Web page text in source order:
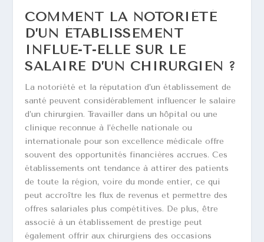
COMMENT LA NOTORIÉTÉ
D’UN ÉTABLISSEMENT
INFLUE-T-ELLE SUR LE
SALAIRE D’UN CHIRURGIEN ?
La notoriété et la réputation d’un établissement de
santé peuvent considérablement influencer le salaire
d’un chirurgien. Travailler dans un hôpital ou une
clinique reconnue à l’échelle nationale ou
internationale pour son excellence médicale offre
souvent des opportunités financières accrues. Ces
établissements ont tendance à attirer des patients
de toute la région, voire du monde entier, ce qui
peut accroître les flux de revenus et permettre des
offres salariales plus compétitives. De plus, être
associé à un établissement de prestige peut
également offrir aux chirurgiens des occasions